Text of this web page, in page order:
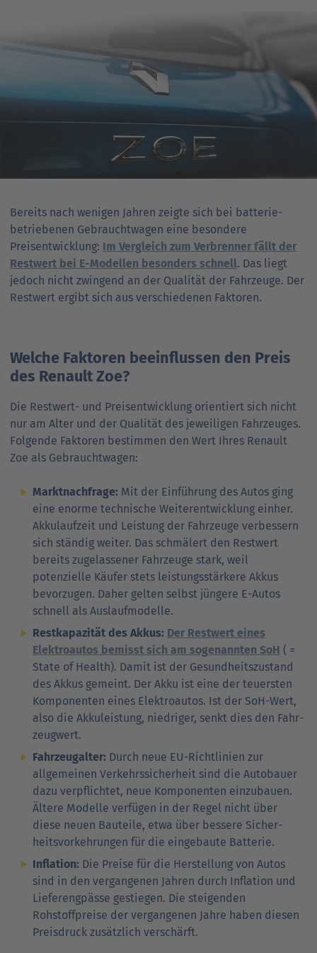
jeweiligen ursprünglichen Listen­neu­preis. Sie
möchten erfahren, wie hoch der Listen­neu­preis
(netto) war? Klicken Sie dazu auf den blauen Button
LNP [€].
Zeigen Sie mit Ihrer Maus
direkt auf eine Preis­kurve. Es öffnet sich ein Info-Feld
mit den exakten Preisen zum jeweiligen Erhebungs­
zeitpunkt.
Abweichungen zwischen den von der DAT über die
Internetseite angezeigten und den tatsächlichen
Restwerten liegen daher in der Natur der Sache. Alle
Angaben erfolgen ohne Gewähr durch die DAT.
Konsultieren Sie einen Fachexperten (wie beispielsweise
DAT Expert Partner), um einen genauen Restwert für
unvollständigen Angaben entstehen.
Bereits nach wenigen Jahren zeigte sich bei batterie­
betriebenen Gebrauchtwagen eine besondere
Preisentwicklung: Im Vergleich zum Verbrenner fällt der
Restwert bei E-Modellen besonders schnell. Das liegt
jedoch nicht zwingend an der Qualität der Fahrzeuge. Der
Restwert ergibt sich aus verschiedenen Faktoren.
Welche Faktoren beeinflussen den Preis
des Renault Zoe?
Die Restwert- und Preisentwicklung orientiert sich nicht
nur am Alter und der Qualität des jeweiligen Fahrzeuges.
Folgende Faktoren bestimmen den Wert Ihres Renault
Zoe als Gebrauchtwagen:
Marktnachfrage: Mit der Einführung des Autos ging
eine enorme technische Weiterentwicklung einher.
Akkulaufzeit und Leistung der Fahrzeuge ver­bessern
sich ständig weiter. Das schmälert den Restwert
bereits zugelassener Fahrzeuge stark, weil
potenzielle Käufer stets leis­tungs­stärkere Akkus
bevorzugen. Daher gelten selbst jüngere E-Autos
schnell als Auslaufmodelle.
Restkapazität des Akkus: Der Restwert eines
Elektroautos bemisst sich am sogenannten SoH ( =
State of Health). Damit ist der Gesund­heits­zu­stand
des Akkus gemeint. Der Akku ist eine der teuersten
Komponenten eines Elektro­au­tos. Ist der SoH-Wert,
also die Akku­leis­tung, niedriger, senkt dies den Fahr­
zeug­wert.
Fahrzeugalter: Durch neue EU-Richtlinien zur
allgemeinen Verkehrs­sicherheit sind die Auto­bauer
dazu verpflichtet, neue Kom­po­nenten einzubauen.
Ältere Modelle verfügen in der Regel nicht über
diese neuen Bauteile, etwa über bessere Sicher­
heits­vor­kehrungen für die eingebaute Batterie.
Inflation: Die Preise für die Herstellung von Autos
sind in den vergangenen Jahren durch Inflation und
Lieferengpässe gestiegen. Die steigenden
Rohstoffpreise der vergangenen Jahre haben diesen
Preisdruck zusätzlich verschärft.